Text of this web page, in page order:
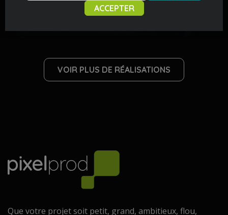
Présentation de Frédéric
VOIR PLUS DE RÉALISATIONS
Que votre projet soit petit, grand, ambitieux, flou,
ACCEPTER